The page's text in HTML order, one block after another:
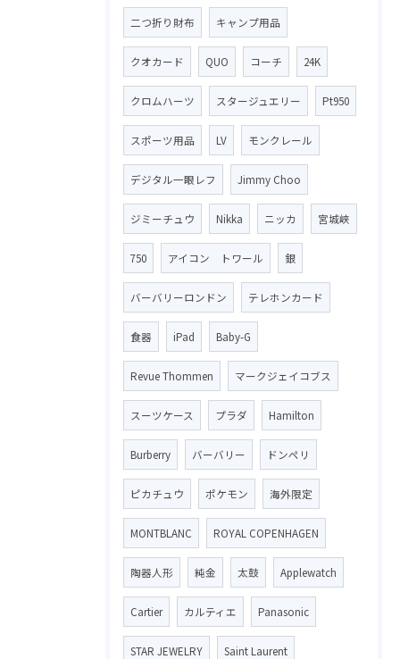
二つ折り財布 キャンプ用品
クオカード QUO コーチ 24K
クロムハーツ スタージュエリー Pt950
スポーツ用品 LV モンクレール
デジタル一眼レフ Jimmy Choo
ジミーチュウ Nikka ニッカ 宮城峡
750 アイコン トワール 銀
バーバリーロンドン テレホンカード
食器 iPad Baby-G
Revue Thommen マークジェイコブス
スーツケース プラダ Hamilton
Burberry バーバリー ドンペリ
ピカチュウ ポケモン 海外限定
MONTBLANC ROYAL COPENHAGEN
陶器人形 純金 太鼓 Applewatch
Cartier カルティエ Panasonic
STAR JEWELRY Saint Laurent